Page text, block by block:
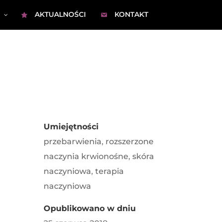
AKTUALNOŚCI KONTAKT
Umiejętności
przebarwienia, rozszerzone
naczynia krwionośne, skóra
naczyniowa, terapia
naczyniowa
Opublikowano w dniu